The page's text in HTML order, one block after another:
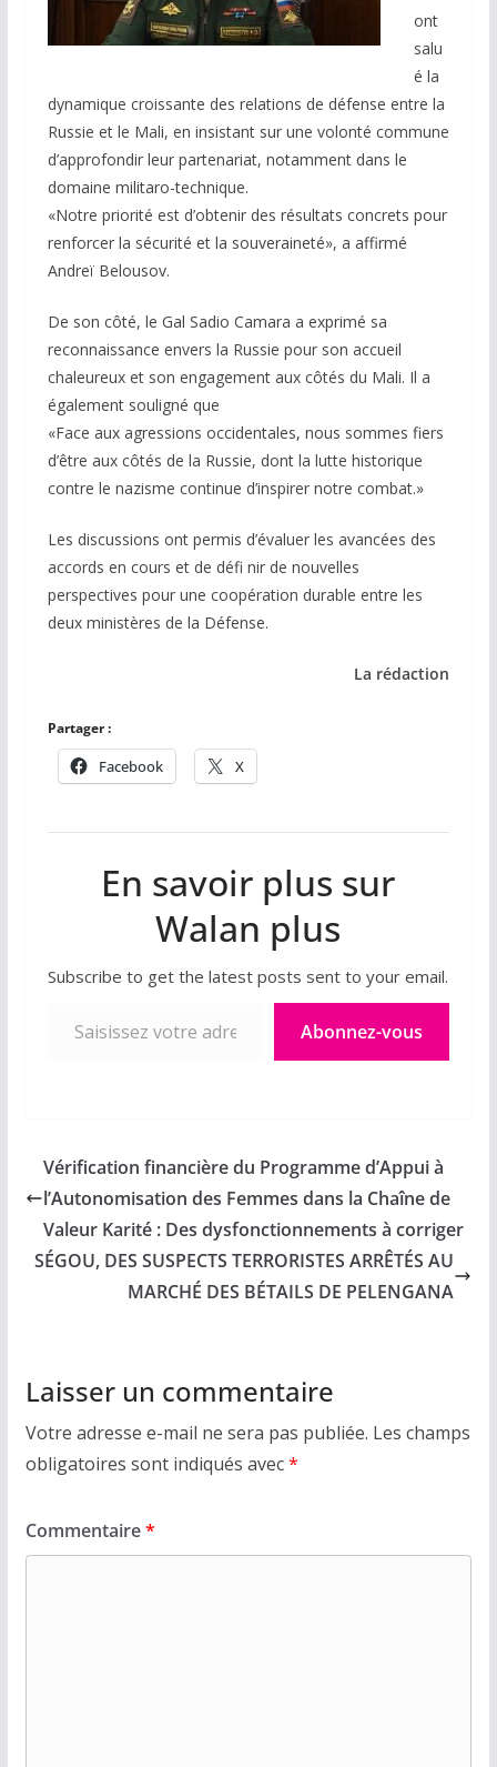
ont
salu
é la
dynamique croissante des relations de défense entre la
Russie et le Mali, en insistant sur une volonté commune
d’approfondir leur partenariat, notamment dans le
domaine militaro-technique.
«Notre priorité est d’obtenir des résultats concrets pour
renforcer la sécurité et la souveraineté», a affirmé
Andreï Belousov.
De son côté, le Gal Sadio Camara a exprimé sa
reconnaissance envers la Russie pour son accueil
chaleureux et son engagement aux côtés du Mali. Il a
également souligné que
«Face aux agressions occidentales, nous sommes fiers
d’être aux côtés de la Russie, dont la lutte historique
contre le nazisme continue d’inspirer notre combat.»
Les discussions ont permis d’évaluer les avancées des
accords en cours et de défi nir de nouvelles
perspectives pour une coopération durable entre les
deux ministères de la Défense.
La rédaction
Partager :
Facebook X
En savoir plus sur
Walan plus
Subscribe to get the latest posts sent to your email.
Abonnez-vous
Vérification financière du Programme d’Appui à
l’Autonomisation des Femmes dans la Chaîne de
Valeur Karité : Des dysfonctionnements à corriger
SÉGOU, DES SUSPECTS TERRORISTES ARRÊTÉS AU
MARCHÉ DES BÉTAILS DE PELENGANA
Laisser un commentaire
Votre adresse e-mail ne sera pas publiée. Les champs
obligatoires sont indiqués avec*
Commentaire*